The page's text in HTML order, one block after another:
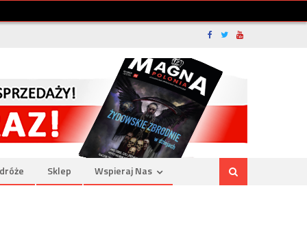
Sklep Wspieraj Nas